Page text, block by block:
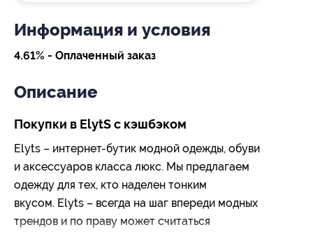
Информация и условия
4.61% - Оплаченный заказ
Описание
Покупки в ElytS с кэшбэком
Elyts – интернет-бутик модной одежды, обуви
и аксессуаров класса люкс. Мы предлагаем
одежду для тех, кто наделен тонким
вкусом. Elyts – всегда на шаг впереди модных
трендов и по праву может считаться